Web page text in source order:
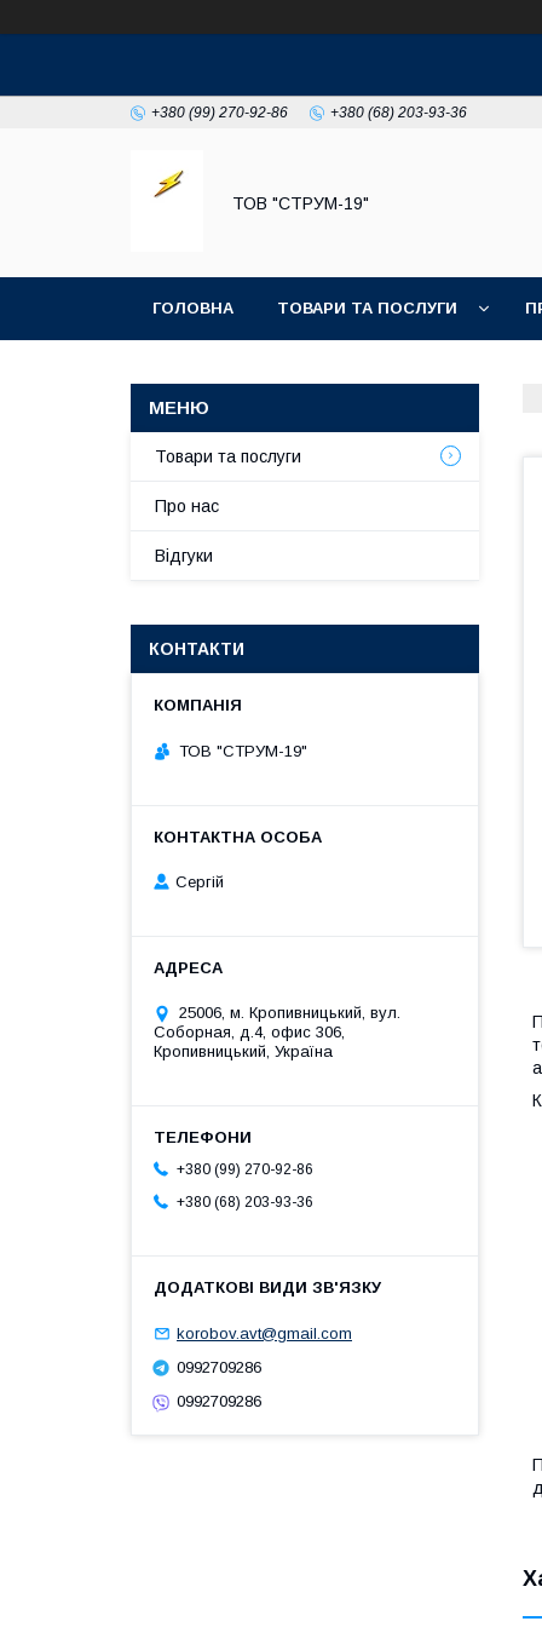
+380 (99) 270-92-86 +380 (68) 203-93-36
ТОВ "СТРУМ-19"
ГОЛОВНА ТОВАРИ ТА ПОСЛУГИ
Товари та послуги
Про нас
Відгуки
КОНТАКТИ
ТОВ "СТРУМ-19"
Сергій
25006, м. Кропивницький, вул.
Соборная, д.4, офис 306,
Кропивницький, Україна
+380 (99) 270-92-86
+380 (68) 203-93-36
korobov.avt@gmail.com
0992709286
0992709286